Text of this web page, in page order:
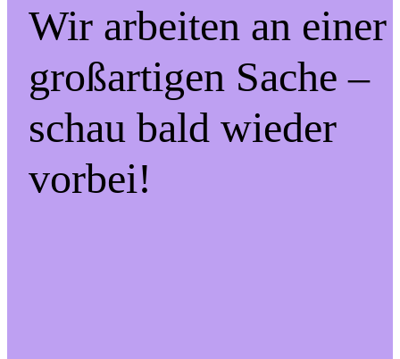
Wir arbeiten an einer
großartigen Sache –
schau bald wieder
vorbei!